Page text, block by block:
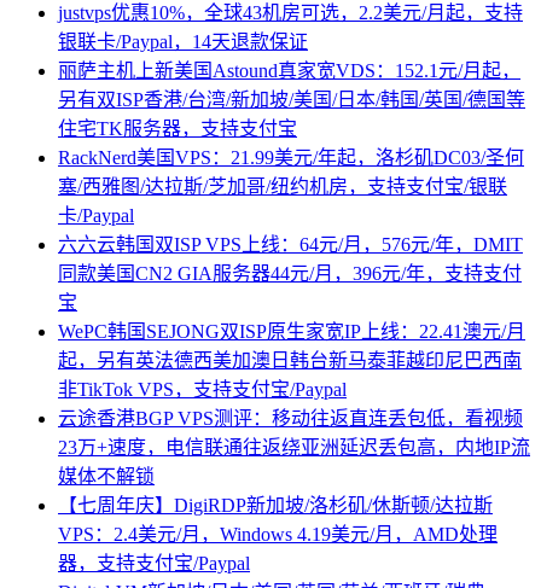
justvps优惠10%，全球43机房可选，2.2美元/月起，支持
银联卡/Paypal，14天退款保证
丽萨主机上新美国Astound真家宽VDS：152.1元/月起，
另有双ISP香港/台湾/新加坡/美国/日本/韩国/英国/德国等
住宅TK服务器，支持支付宝
RackNerd美国VPS：21.99美元/年起，洛杉矶DC03/圣何
塞/西雅图/达拉斯/芝加哥/纽约机房，支持支付宝/银联
卡/Paypal
六六云韩国双ISP VPS上线：64元/月，576元/年，DMIT
同款美国CN2 GIA服务器44元/月，396元/年，支持支付
宝
WePC韩国SEJONG双ISP原生家宽IP上线：22.41澳元/月
起，另有英法德西美加澳日韩台新马泰菲越印尼巴西南
非TikTok VPS，支持支付宝/Paypal
云途香港BGP VPS测评：移动往返直连丢包低，看视频
23万+速度，电信联通往返绕亚洲延迟丢包高，内地IP流
媒体不解锁
【七周年庆】DigiRDP新加坡/洛杉矶/休斯顿/达拉斯
VPS：2.4美元/月，Windows 4.19美元/月，AMD处理
器，支持支付宝/Paypal